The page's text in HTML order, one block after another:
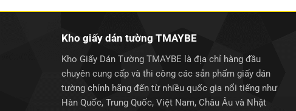
Kho giấy dán tường TMAYBE
Kho Giấy Dán Tường TMAYBE là địa chỉ hàng đầu
chuyên cung cấp và thi công các sản phẩm giấy dán
tường chính hãng đến từ nhiều quốc gia nổi tiếng như
Hàn Quốc, Trung Quốc, Việt Nam, Châu Âu và Nhật